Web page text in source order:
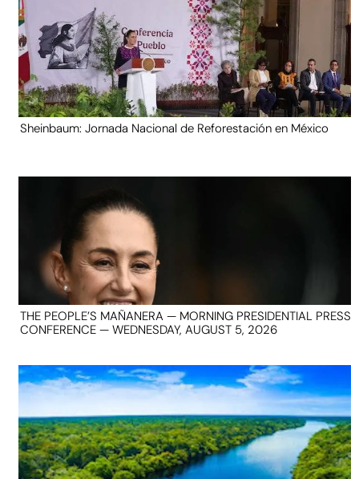
Sheinbaum: Jornada Nacional de Reforestación en México
THE PEOPLE’S MAÑANERA — MORNING PRESIDENTIAL PRESS
CONFERENCE — WEDNESDAY, AUGUST 5, 2026